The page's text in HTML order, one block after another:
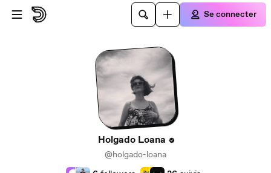
Passer au contenu principal
Se connecter
Holgado Loana
@holgado-loana